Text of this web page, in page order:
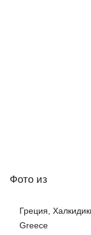
Фото из
Греция,
Greece